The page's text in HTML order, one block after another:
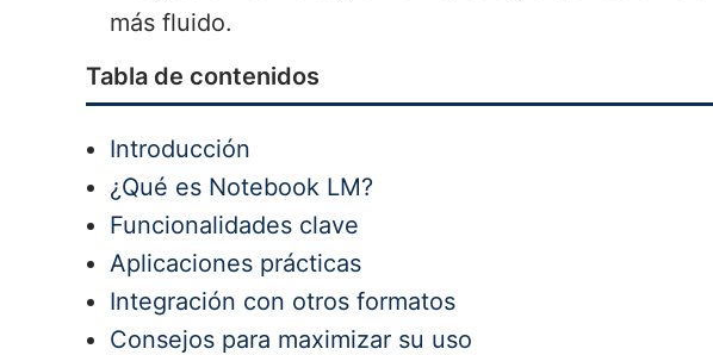
más fluido.
Tabla de contenidos
Introducción
¿Qué es Notebook LM?
Funcionalidades clave
Aplicaciones prácticas
Integración con otros formatos
Consejos para maximizar su uso